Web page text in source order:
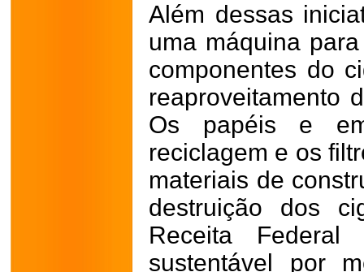
Além dessas
uma máquina
componentes do
reaproveitamento
Os papéis e
reciclagem e os
materiais de
destruição dos
Receita
sustentável por